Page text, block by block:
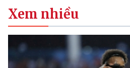
Xem nhiều